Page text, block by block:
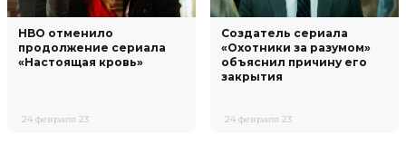
HBO отменило
продолжение сериала
«Настоящая кровь»
24 февраля 23
Создатель сериала
«Охотники за разумом»
объяснил причину его
закрытия
24 февраля 23